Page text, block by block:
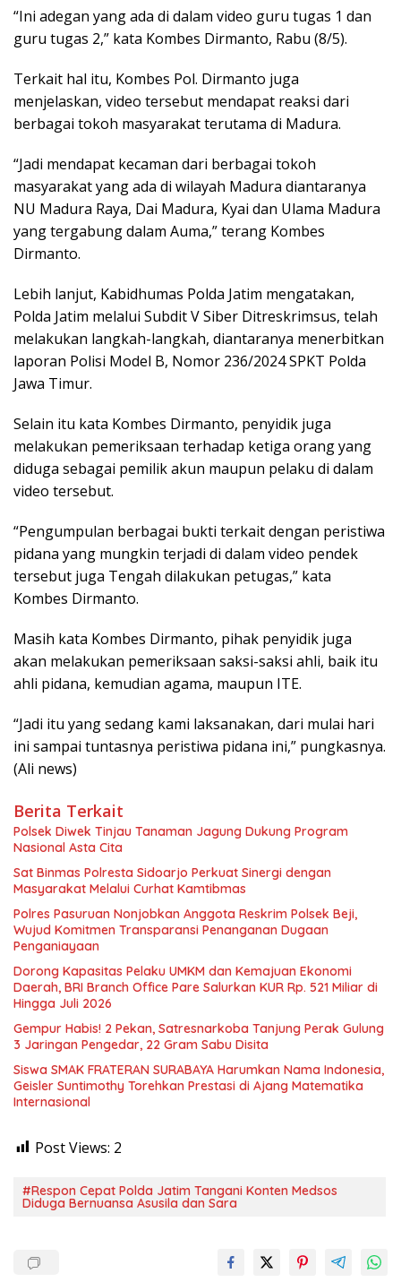
“Ini adegan yang ada di dalam video guru tugas 1 dan
guru tugas 2,” kata Kombes Dirmanto, Rabu (8/5).
Terkait hal itu, Kombes Pol. Dirmanto juga
menjelaskan, video tersebut mendapat reaksi dari
berbagai tokoh masyarakat terutama di Madura.
“Jadi mendapat kecaman dari berbagai tokoh
masyarakat yang ada di wilayah Madura diantaranya
NU Madura Raya, Dai Madura, Kyai dan Ulama Madura
yang tergabung dalam Auma,” terang Kombes
Dirmanto.
Lebih lanjut, Kabidhumas Polda Jatim mengatakan,
Polda Jatim melalui Subdit V Siber Ditreskrimsus, telah
melakukan langkah-langkah, diantaranya menerbitkan
laporan Polisi Model B, Nomor 236/2024 SPKT Polda
Jawa Timur.
Selain itu kata Kombes Dirmanto, penyidik juga
melakukan pemeriksaan terhadap ketiga orang yang
diduga sebagai pemilik akun maupun pelaku di dalam
video tersebut.
“Pengumpulan berbagai bukti terkait dengan peristiwa
pidana yang mungkin terjadi di dalam video pendek
tersebut juga Tengah dilakukan petugas,” kata
Kombes Dirmanto.
Masih kata Kombes Dirmanto, pihak penyidik juga
akan melakukan pemeriksaan saksi-saksi ahli, baik itu
ahli pidana, kemudian agama, maupun ITE.
“Jadi itu yang sedang kami laksanakan, dari mulai hari
ini sampai tuntasnya peristiwa pidana ini,” pungkasnya.
(Ali news)
Berita Terkait
Polsek Diwek Tinjau Tanaman Jagung Dukung Program
Nasional Asta Cita
Sat Binmas Polresta Sidoarjo Perkuat Sinergi dengan
Masyarakat Melalui Curhat Kamtibmas
Polres Pasuruan Nonjobkan Anggota Reskrim Polsek Beji,
Wujud Komitmen Transparansi Penanganan Dugaan
Penganiayaan
Dorong Kapasitas Pelaku UMKM dan Kemajuan Ekonomi
Daerah, BRI Branch Office Pare Salurkan KUR Rp. 521 Miliar di
Hingga Juli 2026
Gempur Habis! 2 Pekan, Satresnarkoba Tanjung Perak Gulung
3 Jaringan Pengedar, 22 Gram Sabu Disita
Siswa SMAK FRATERAN SURABAYA Harumkan Nama Indonesia,
Geisler Suntimothy Torehkan Prestasi di Ajang Matematika
Internasional
Post Views: 2
#Respon Cepat Polda Jatim Tangani Konten Medsos
Diduga Bernuansa Asusila dan Sara